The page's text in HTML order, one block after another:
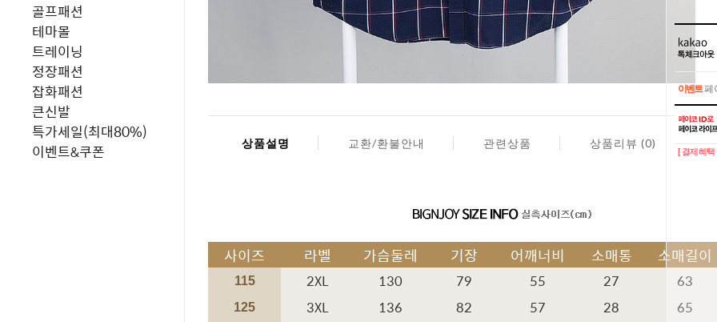
골프패션
테마몰
트레이닝
정장패션
잡화패션
큰신발
특가세일(최대80%)
이벤트&쿠폰
이벤트페
이벤트페
[ 결제혜
상품설명 교환/환불안내 관련상품 상품리뷰 (0)
사이즈 라벨 가슴둘레 기장 어깨너비 소매통 소매길이
115 2XL 130 79 55 27 63
125 3XL 136 82 57 28 65